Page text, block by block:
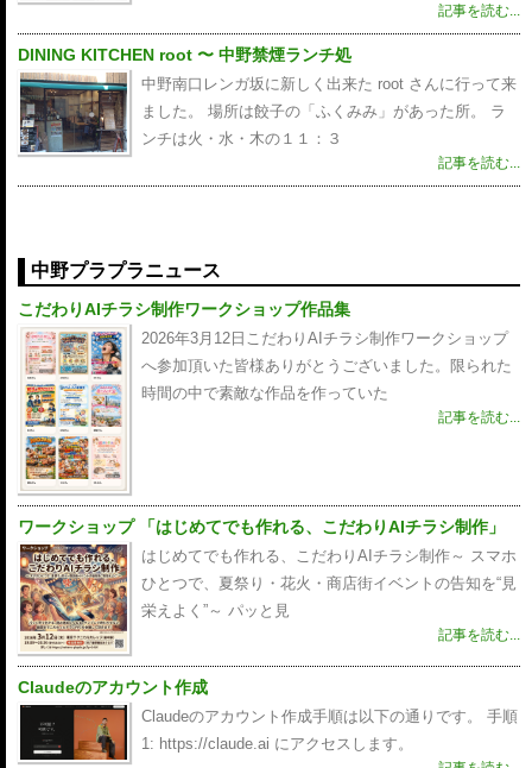
記事を読む...
DINING KITCHEN root 〜 中野禁煙ランチ処
中野南口レンガ坂に新しく出来た root さんに行って来
ました。 場所は餃子の「ふくみみ」があった所。 ラ
ンチは火・水・木の１１：３
記事を読む...
中野プラプラニュース
こだわりAIチラシ制作ワークショップ作品集
2026年3月12日こだわりAIチラシ制作ワークショップ
へ参加頂いた皆様ありがとうございました。限られた
時間の中で素敵な作品を作っていた
記事を読む...
ワークショップ 「はじめてでも作れる、こだわりAIチラシ制作」
はじめてでも作れる、こだわりAIチラシ制作～ スマホ
ひとつで、夏祭り・花火・商店街イベントの告知を“見
栄えよく”～ パッと見
記事を読む...
Claudeのアカウント作成
Claudeのアカウント作成手順は以下の通りです。 手順
1: https://claude.ai にアクセスします。